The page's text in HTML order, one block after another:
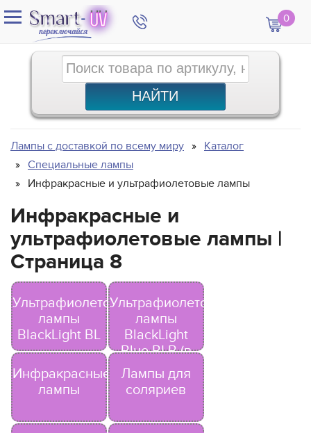
0
Лампы с доставкой по всему миру
Каталог
Специальные лампы
Инфракрасные и ультрафиолетовые лампы
Инфракрасные и
ультрафиолетовые лампы |
Страница 8
Ультрафиолетовые
лампы
BlackLight BL
Ультрафиолетовые
лампы
BlackLight
Blue BLB (в
чёрном
стекле)
Инфракрасные
лампы
Лампы для
соляриев